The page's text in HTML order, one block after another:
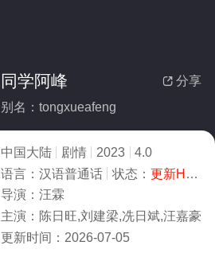
 分享
同学阿峰
别名：tongxueafeng
中国大陆 剧情 2023
4.0
语言： 汉语普通话 状态： 更新HD/高清
导演： 汪霖
主演： 陈日旺,刘建梁,冼日斌,汪嘉豪
更新时间： 2026-07-05